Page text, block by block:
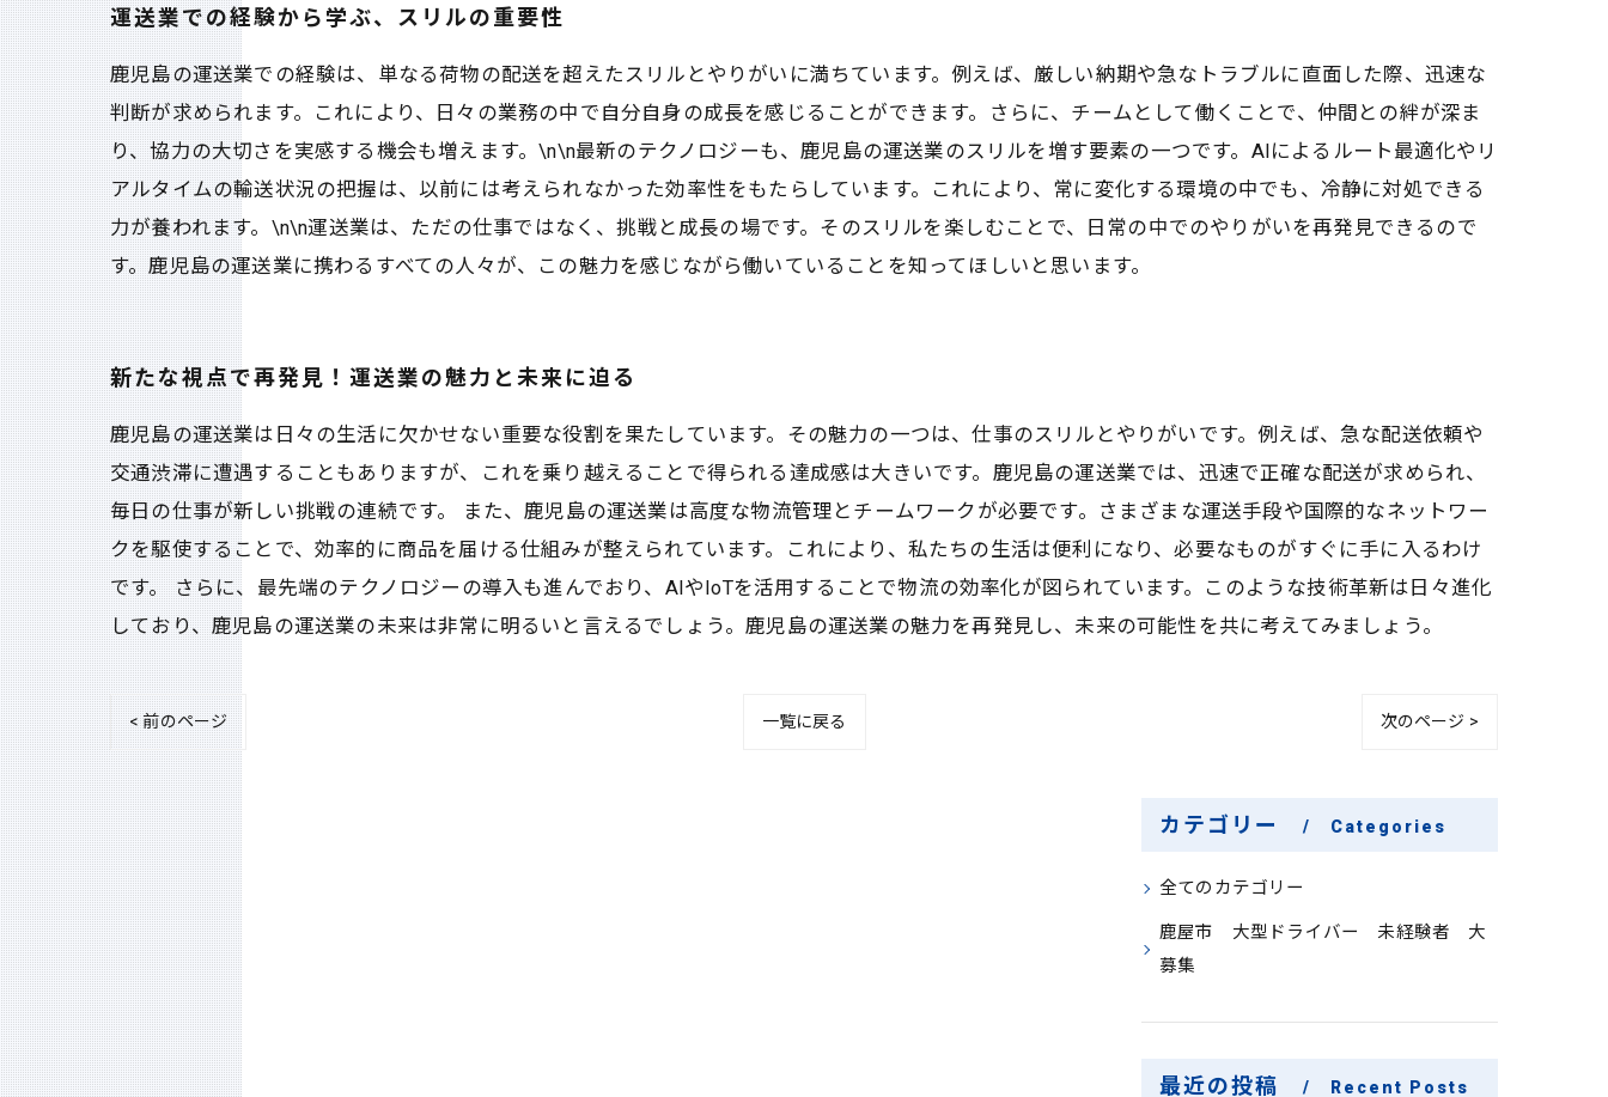
運送業での経験から学ぶ、スリルの重要性
鹿児島の運送業での経験は、単なる荷物の配送を超えたスリルとやりがいに満ちています。例えば、厳しい納期や急なトラブルに直面した際、迅速な
判断が求められます。これにより、日々の業務の中で自分自身の成長を感じることができます。さらに、チームとして働くことで、仲間との絆が深ま
り、協力の大切さを実感する機会も増えます。\n\n最新のテクノロジーも、鹿児島の運送業のスリルを増す要素の一つです。AIによるルート最適化やリ
アルタイムの輸送状況の把握は、以前には考えられなかった効率性をもたらしています。これにより、常に変化する環境の中でも、冷静に対処できる
力が養われます。\n\n運送業は、ただの仕事ではなく、挑戦と成長の場です。そのスリルを楽しむことで、日常の中でのやりがいを再発見できるので
す。鹿児島の運送業に携わるすべての人々が、この魅力を感じながら働いていることを知ってほしいと思います。
新たな視点で再発見！運送業の魅力と未来に迫る
鹿児島の運送業は日々の生活に欠かせない重要な役割を果たしています。その魅力の一つは、仕事のスリルとやりがいです。例えば、急な配送依頼や
交通渋滞に遭遇することもありますが、これを乗り越えることで得られる達成感は大きいです。鹿児島の運送業では、迅速で正確な配送が求められ、
毎日の仕事が新しい挑戦の連続です。 また、鹿児島の運送業は高度な物流管理とチームワークが必要です。さまざまな運送手段や国際的なネットワー
クを駆使することで、効率的に商品を届ける仕組みが整えられています。これにより、私たちの生活は便利になり、必要なものがすぐに手に入るわけ
です。 さらに、最先端のテクノロジーの導入も進んでおり、AIやIoTを活用することで物流の効率化が図られています。このような技術革新は日々進化
しており、鹿児島の運送業の未来は非常に明るいと言えるでしょう。鹿児島の運送業の魅力を再発見し、未来の可能性を共に考えてみましょう。
< 前のページ 一覧に戻る 次のページ >
カテゴリー Categories
全てのカテゴリー
鹿屋市 大型ドライバー 未経験者 大
募集
最近の投稿 Recent Posts